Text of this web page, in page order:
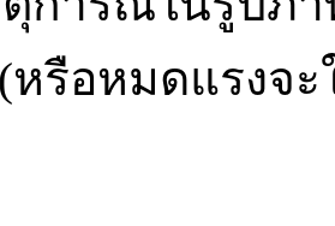
หรือหมดแรงจ